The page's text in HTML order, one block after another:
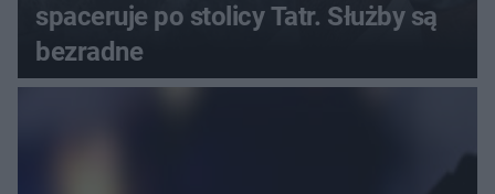
spaceruje po stolicy Tatr. Służby są
bezradne